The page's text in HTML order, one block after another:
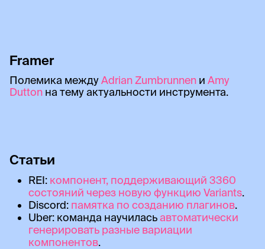
Framer
Полемика междуAdrian Zumbrunnen и Amy
Dutton на тему актуальности инструмента.
Статьи
REI: компонент, поддерживающий 3360
состояний через новую функцию Variants.
Discord: памятка по созданию плагинов.
Uber: команда научиласьавтоматически
генерировать разные вариации
компонентов.